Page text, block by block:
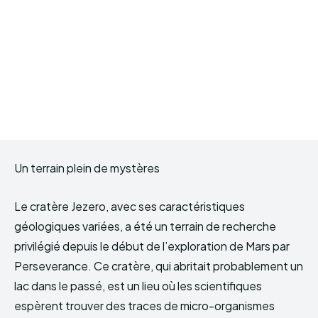
Un terrain plein de mystères
Le cratère Jezero, avec ses caractéristiques
géologiques variées, a été un terrain de recherche
privilégié depuis le début de l’exploration de Mars par
Perseverance. Ce cratère, qui abritait probablement un
lac dans le passé, est un lieu où les scientifiques
espèrent trouver des traces de micro-organismes